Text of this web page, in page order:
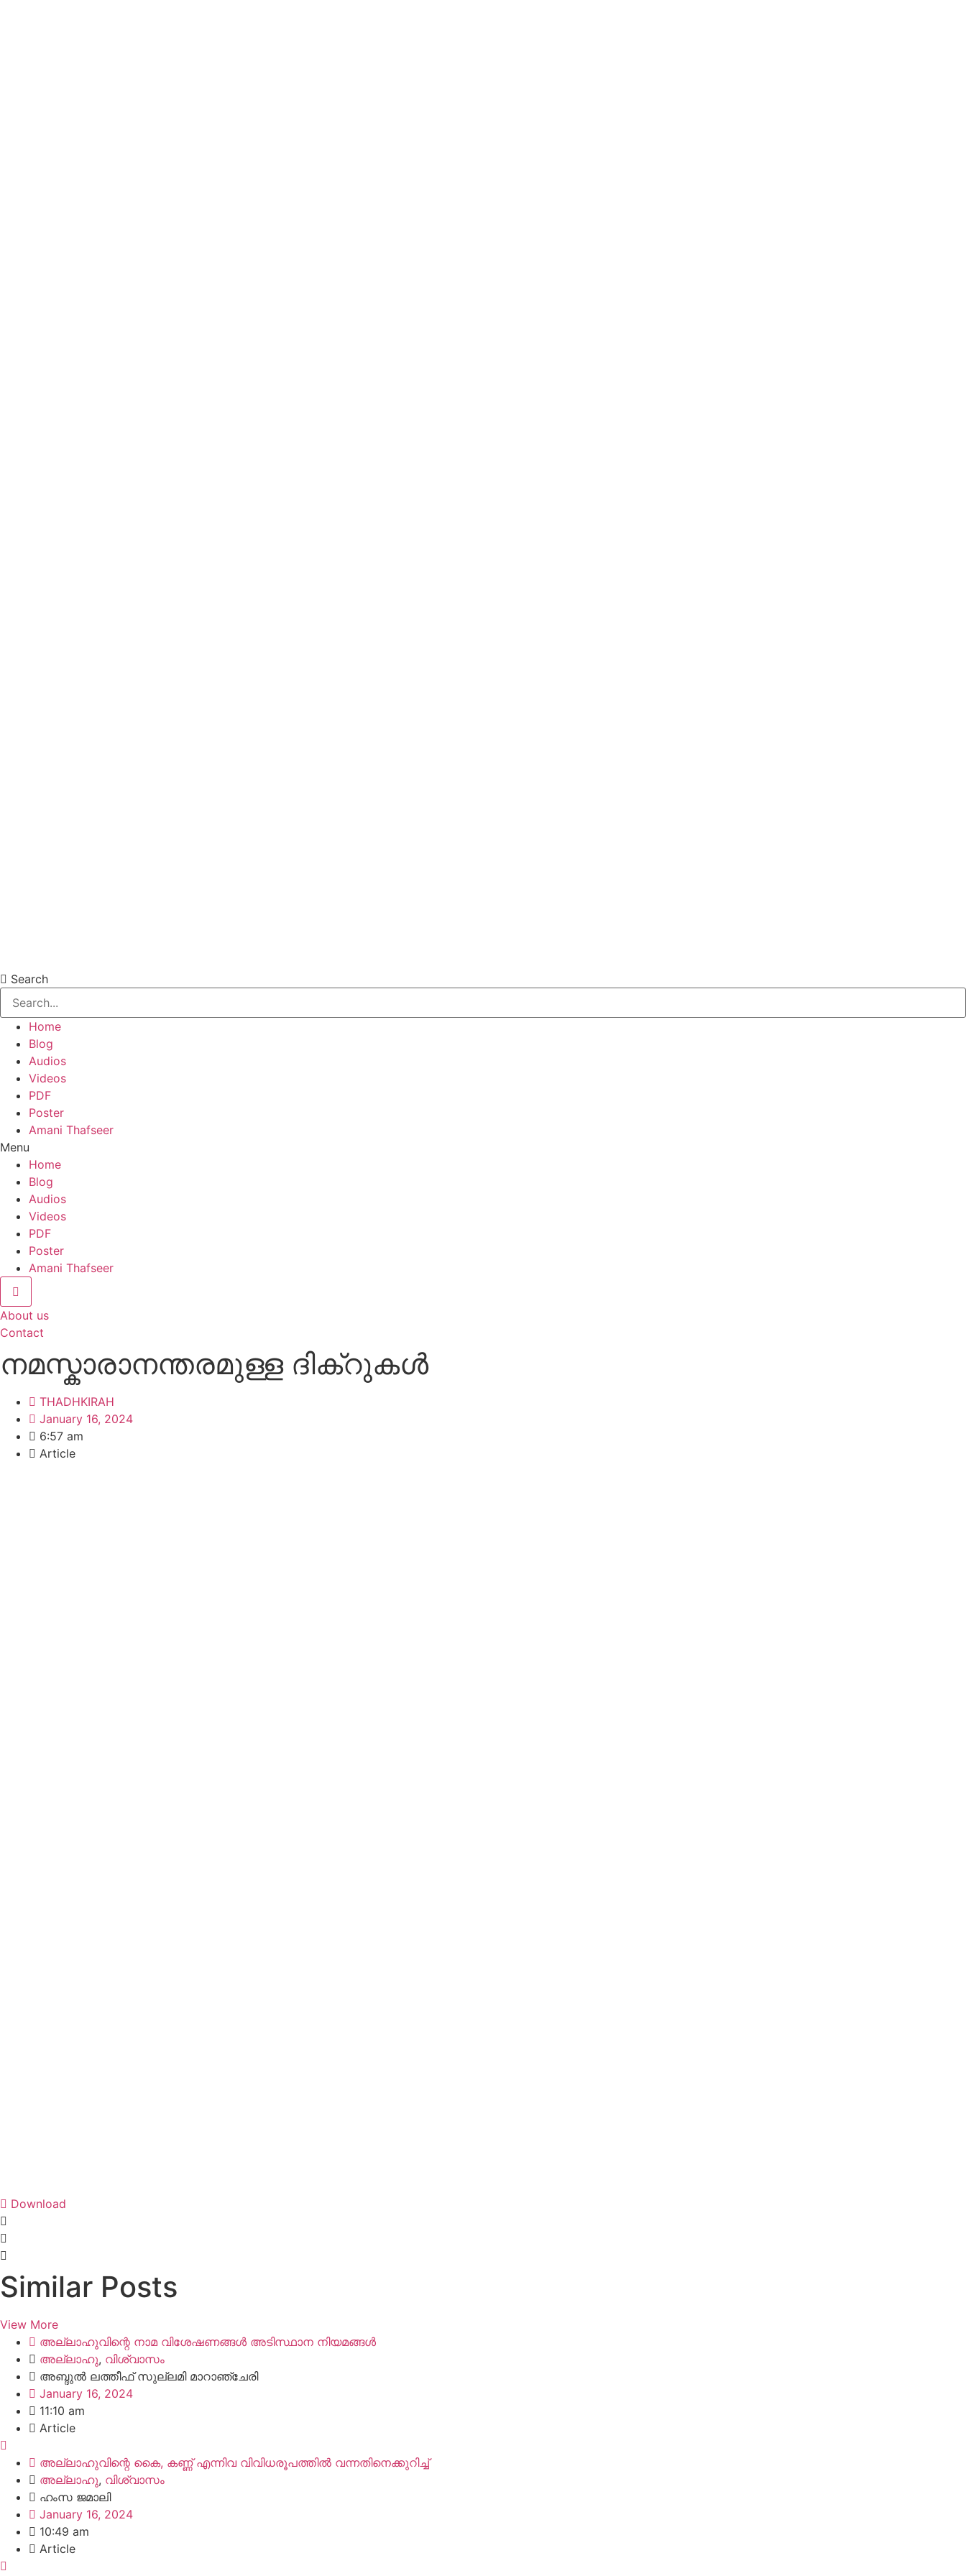
Search
Home
Blog
Audios
Videos
PDF
Poster
Amani Thafseer
Menu
Home
Blog
Audios
Videos
PDF
Poster
Amani Thafseer
About us
Contact
നമസ്കാരാനന്തരമുള്ള ദിക്റുകൾ
THADHKIRAH
January 16, 2024
6:57 am
Article
Download
Similar Posts
View More
അല്ലാഹുവിന്റെ നാമ വിശേഷണങ്ങൾ അടിസ്ഥ‌ാന നിയമങ്ങൾ
അല്ലാഹു, വിശ്വാസം
അബ്ദുൽ ലത്തീഫ് സുല്ലമി മാറാഞ്ചേരി
January 16, 2024
11:10 am
Article
അല്ലാഹുവിന്റെ കൈ, കണ്ണ് എന്നിവ വിവിധരൂപത്തിൽ വന്നതിനെക്കുറിച്ച്
അല്ലാഹു, വിശ്വാസം
ഹംസ ജമാലി
January 16, 2024
10:49 am
Article